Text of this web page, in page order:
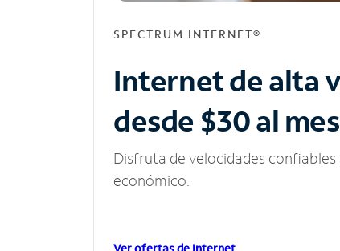
SPECTRUM INTERNET®
Internet de alta
desde $30 al mes
Disfruta de velocidades
económico.